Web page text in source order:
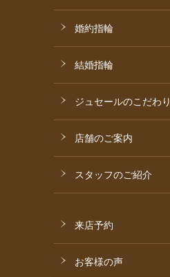
婚約指輪
結婚指輪
ジュセールのこだわり
店舗のご案内
スタッフのご紹介
来店予約
お客様の声